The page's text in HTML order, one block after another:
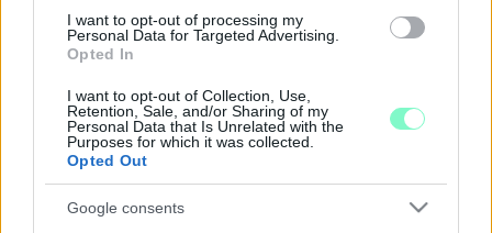
I want to opt-out of processing my
Personal Data for Targeted Advertising.
Opted In
I want to opt-out of Collection, Use,
Retention, Sale, and/or Sharing of my
Personal Data that Is Unrelated with the
Purposes for which it was collected.
Opted Out
Google consents
BETEG GYERMEKEK ELLÁTÁSÁT
2021. május. 17. 16:05
eszközparkja bővült egy elektromos gyermek intenzív ággyal.
TUDTAD, HOGY SZOMBATHELY SZENTKIRÁLY
VÁROSRÉSZÉN ADOMÁNY ASZTALLAL SEGÍTIK
A RÁSZORULÓKAT?
2021. Április. 12. 11:38